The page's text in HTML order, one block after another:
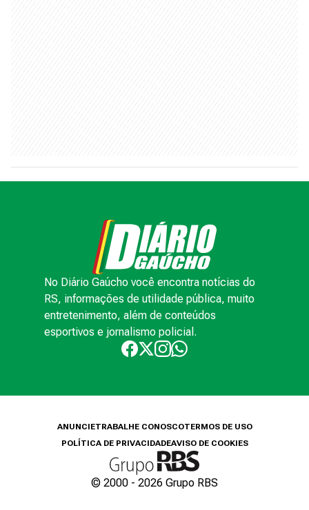
No Diário Gaúcho você encontra notícias do
RS, informações de utilidade pública, muito
entretenimento, além de conteúdos
esportivos e jornalismo policial.
ANUNCIETRABALHE CONOSCOTERMOS DE USO
POLÍTICA DE PRIVACIDADEAVISO DE COOKIES
© 2000 - 2026 Grupo RBS